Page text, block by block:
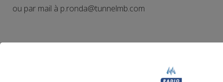
ou par mail à p.ronda@tunnelmb.com
Partager sur Facebook